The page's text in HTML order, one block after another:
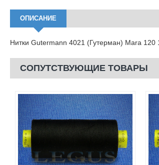
ОПИСАНИЕ
Нитки Gutermann 4021 (Гутерман) Mara 120
СОПУТСТВУЮЩИЕ ТОВАРЫ